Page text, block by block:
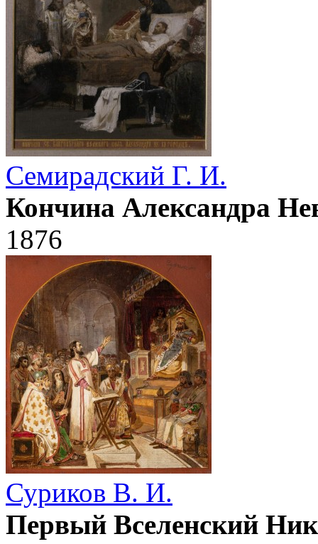
Семирадский Г. И.
Кончина Александра
1876
Суриков В. И.
Первый Вселенский